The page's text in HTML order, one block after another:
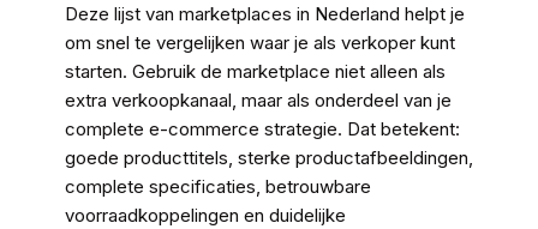
Deze lijst van marketplaces in Nederland helpt je
om snel te vergelijken waar je als verkoper kunt
starten. Gebruik de marketplace niet alleen als
extra verkoopkanaal, maar als onderdeel van je
complete e-commerce strategie. Dat betekent:
goede producttitels, sterke productafbeeldingen,
complete specificaties, betrouwbare
voorraadkoppelingen en duidelijke